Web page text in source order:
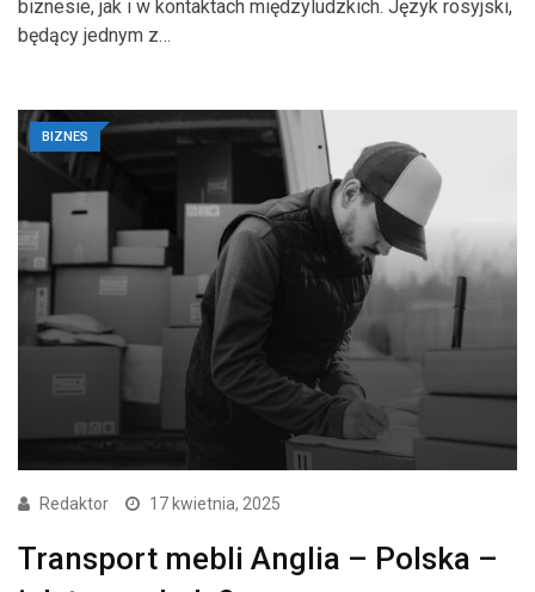
biznesie, jak i w kontaktach międzyludzkich. Język rosyjski,
będący jednym z…
BIZNES
Redaktor 17 kwietnia, 2025
Transport mebli Anglia – Polska –